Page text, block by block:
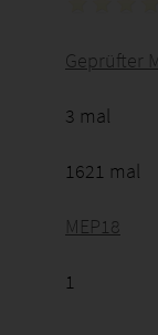
Geprüfter
3 mal
1621 mal
MEP18
1